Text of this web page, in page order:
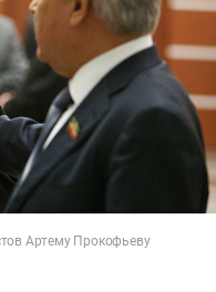
Артему Прокофьеву